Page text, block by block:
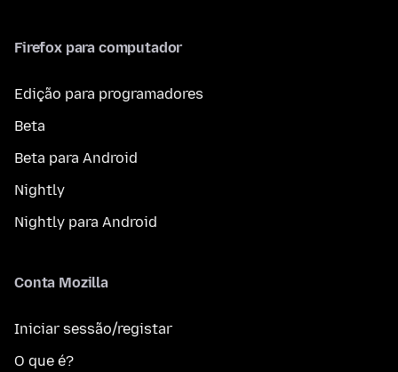
Firefox para computador
Edição para programadores
Beta
Beta para Android
Nightly
Nightly para Android
Conta Mozilla
Iniciar sessão/registar
O que é?